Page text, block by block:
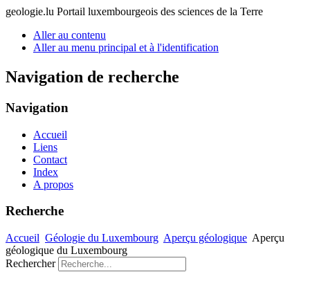
geologie.lu Portail luxembourgeois des sciences de la Terre
Aller au contenu
Aller au menu principal et à l'identification
Navigation de recherche
Navigation
Accueil
Liens
Contact
Index
A propos
Recherche
Accueil Géologie du Luxembourg Aperçu géologique Aperçu
géologique du Luxembourg
Rechercher